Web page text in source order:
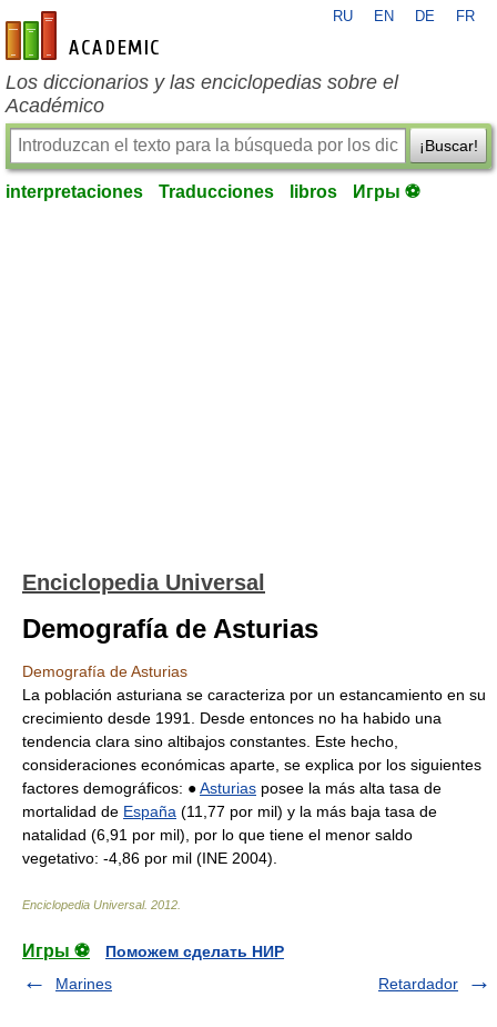
es-academic.com
RU EN DE FR
Los diccionarios y las enciclopedias sobre el
Académico
¡Buscar!
interpretaciones Traducciones libros Игры ⚽
Enciclopedia Universal
Demografía de Asturias
Demografía de Asturias
La población asturiana se caracteriza por un estancamiento en su
crecimiento desde 1991. Desde entonces no ha habido una
tendencia clara sino altibajos constantes. Este hecho,
consideraciones económicas aparte, se explica por los siguientes
factores demográficos: ●Asturias posee la más alta tasa de
mortalidad de España (11,77 por mil) y la más baja tasa de
natalidad (6,91 por mil), por lo que tiene el menor saldo
vegetativo: -4,86 por mil (INE 2004).
Enciclopedia Universal. 2012
Игры ⚽
Поможем сделать НИР
Marines
Retardador